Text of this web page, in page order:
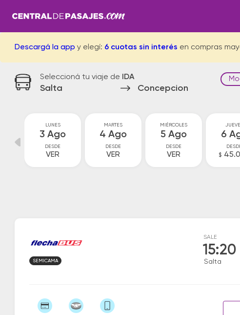
Descargá la app y elegí: 6 cuotas sin interés en compras
Seleccioná tu viaje de IDA
Salta Concepcion
LUNES
3 Ago
DESDE
VER
MARTES
4 Ago
DESDE
VER
MIÉRCOLES
5 Ago
DESDE
VER
6
$
SALE
15:20
Salta
SEMICAMA